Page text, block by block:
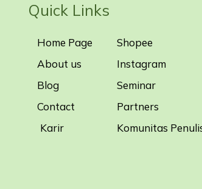
Quick Links
Home Page
About us
Blog
Contact
Karir
Shopee
Instagram
Seminar
Partners
Komunitas